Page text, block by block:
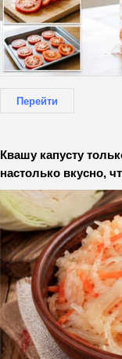
Перейти
Квашу капусту
настолько вкусно,